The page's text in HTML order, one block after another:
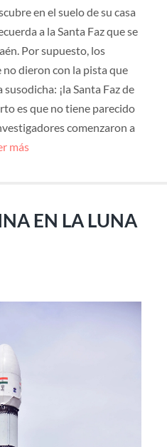
en el suelo de su casa
a la Santa Faz que se
Por supuesto, los
dieron con la pista que
¡la Santa Faz de
es que no tiene parecido
comenzaron a
más
EN LA LUNA